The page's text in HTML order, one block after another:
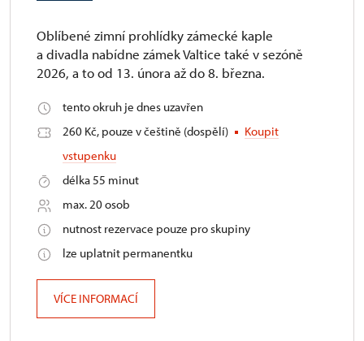
Oblíbené zimní prohlídky zámecké kaple
a divadla nabídne zámek Valtice také v sezóně
2026, a to od 13. února až do 8. března.
tento okruh je dnes uzavřen
260 Kč, pouze v češtině (dospělí)
Koupit
vstupenku
délka 55 minut
max. 20 osob
nutnost rezervace pouze pro skupiny
lze uplatnit permanentku
VÍCE INFORMACÍ